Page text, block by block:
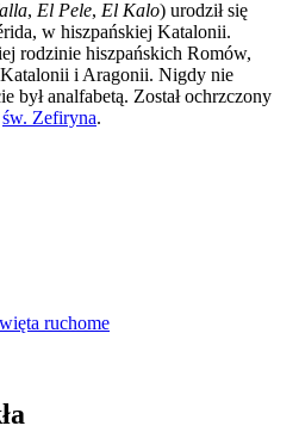
, El Pele, El Kalo) urodził się
w hiszpańskiej Katalonii.
rodzinie hiszpańskich Romów,
i Aragonii. Nigdy nie
był analfabetą. Został ochrzczony
św. Zefiryna.
ruchome